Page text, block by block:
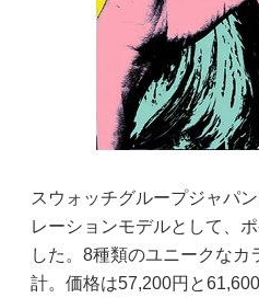
スウォッチグループジャパ
レーションモデルとして、
した。8種類のユニークな
計。価格は57,200円と